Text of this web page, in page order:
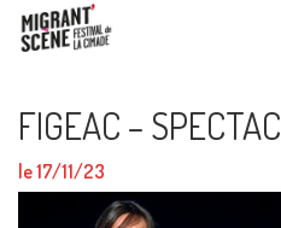
FIGEAC –
le 17/11/23